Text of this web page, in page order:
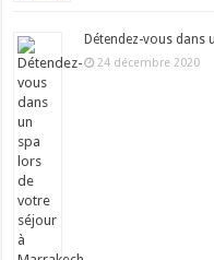
Détendez-vous dans
24 décembre 2020